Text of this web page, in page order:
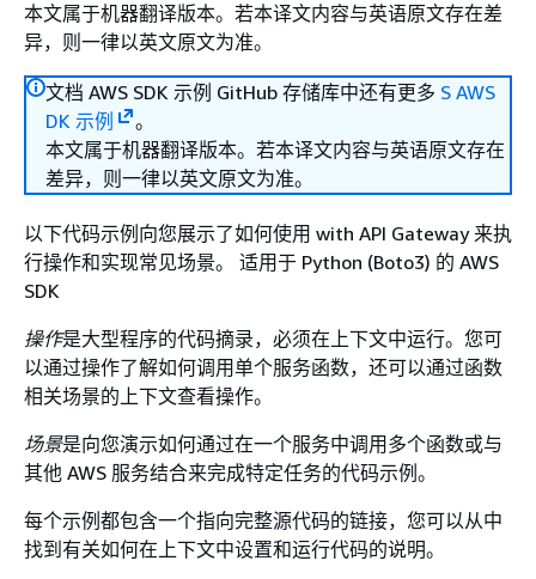
本文属于机器翻译版本。若本译文内容与英语原文存在差
异，则一律以英文原文为准。
文档 AWS SDK 示例 GitHub 存储库中还有更多 S AWS
DK 示例
。
本文属于机器翻译版本。若本译文内容与英语原文存在
差异，则一律以英文原文为准。
以下代码示例向您展示了如何使用 with API Gateway 来执
行操作和实现常见场景。 适用于 Python (Boto3) 的 AWS
SDK
操作是大型程序的代码摘录，必须在上下文中运行。您可
以通过操作了解如何调用单个服务函数，还可以通过函数
相关场景的上下文查看操作。
场景是向您演示如何通过在一个服务中调用多个函数或与
其他 AWS 服务结合来完成特定任务的代码示例。
每个示例都包含一个指向完整源代码的链接，您可以从中
找到有关如何在上下文中设置和运行代码的说明。